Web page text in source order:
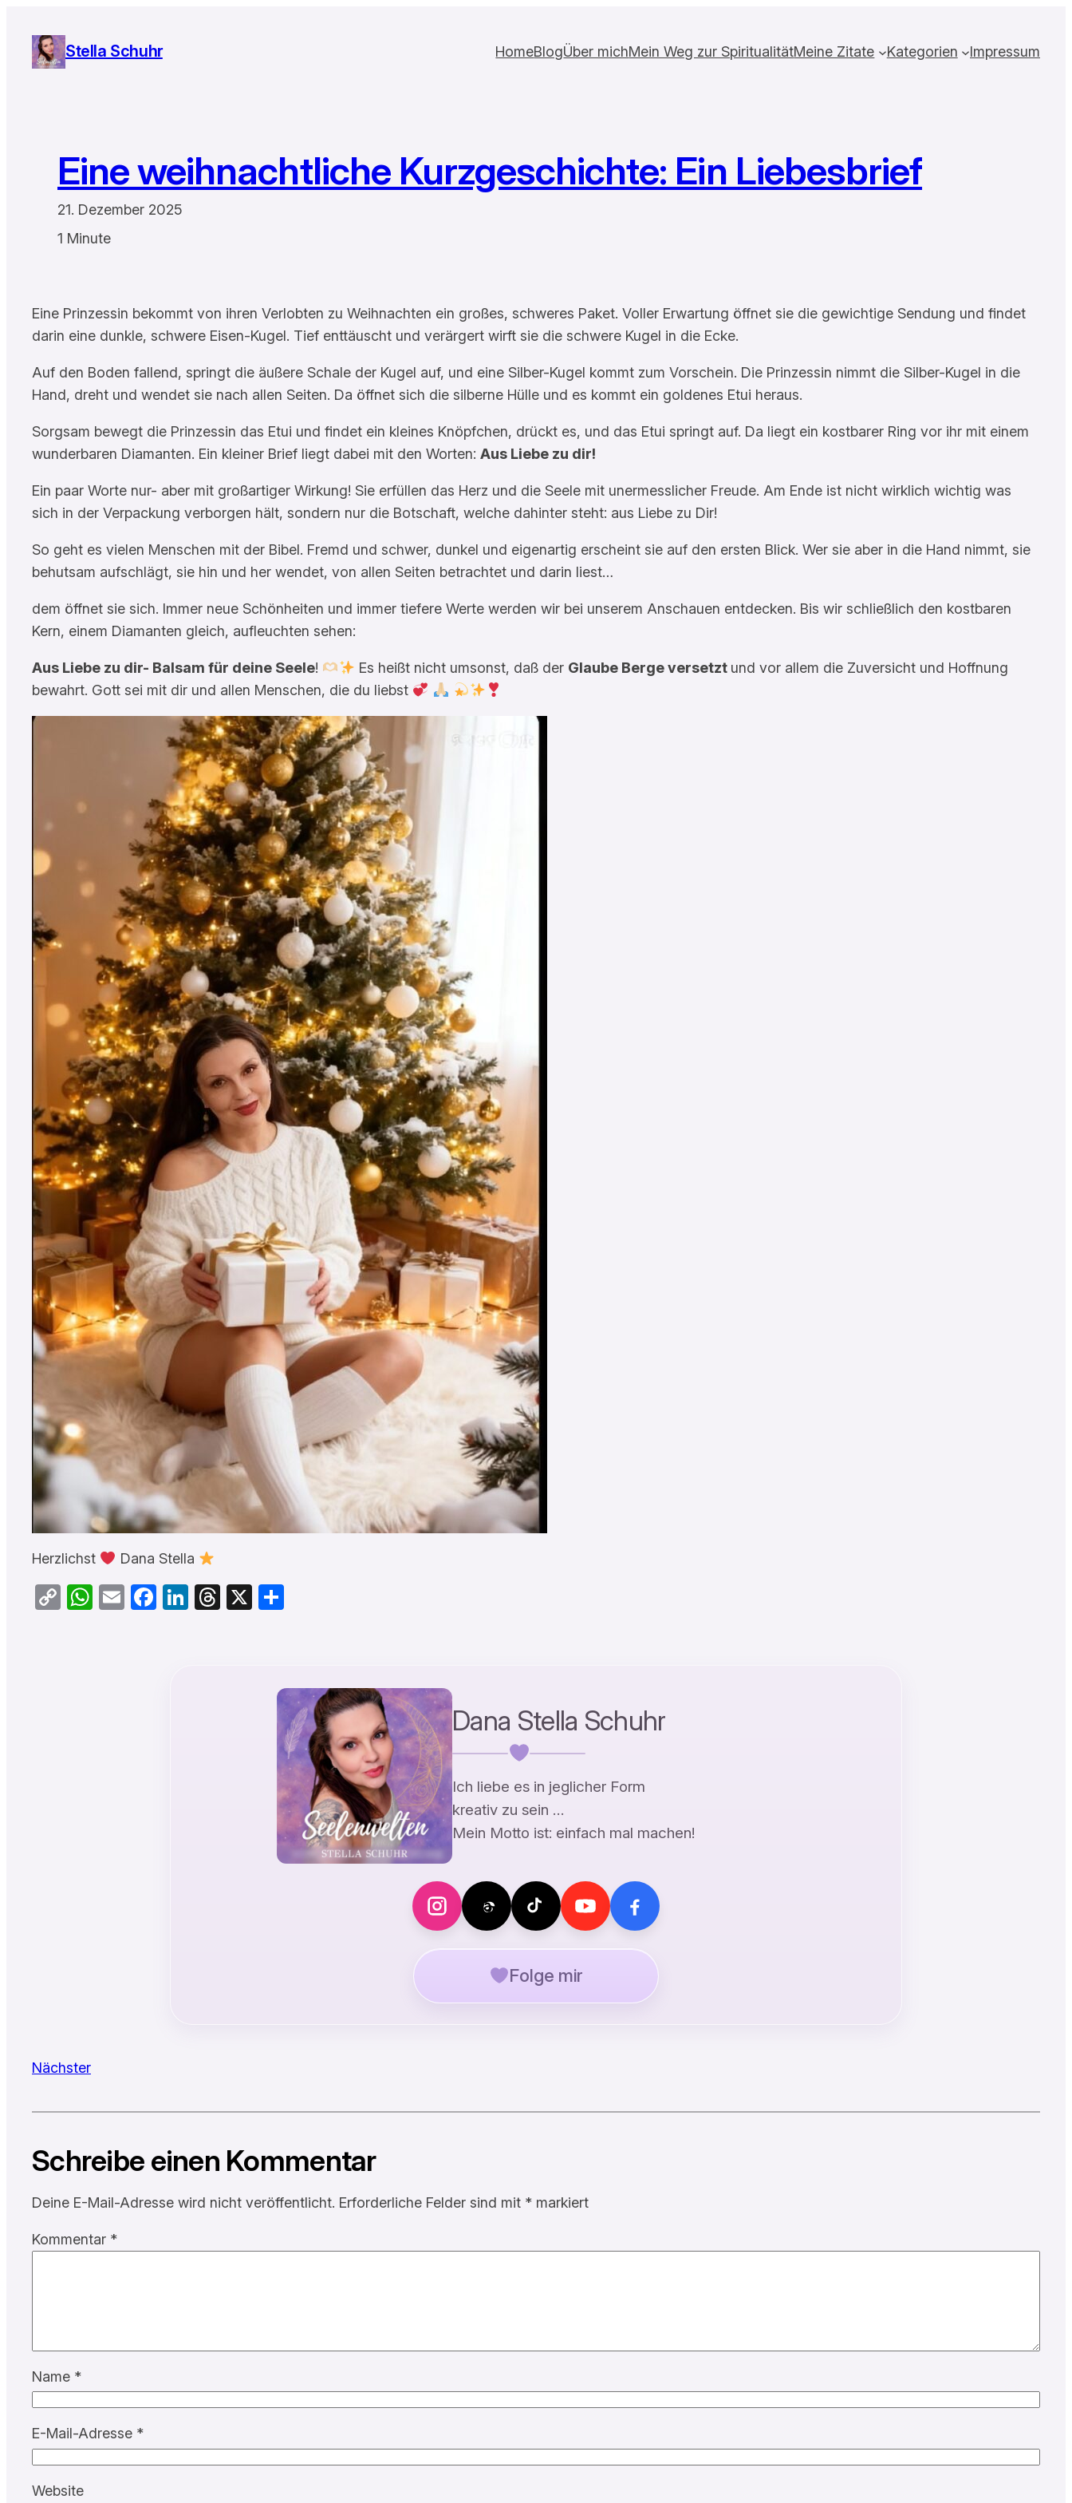
Inhalt
springen
Stella Schuhr HomeBlogÜber michMein Weg zur SpiritualitätMeine Zitate Kategorien Impressum
Eine weihnachtliche Kurzgeschichte: Ein Liebesbrief
21. Dezember 2025
1 Minute
Eine Prinzessin bekommt von ihren Verlobten zu Weihnachten ein großes, schweres Paket. Voller Erwartung öffnet sie die gewichtige Sendung und findet
darin eine dunkle, schwere Eisen-Kugel. Tief enttäuscht und verärgert wirft sie die schwere Kugel in die Ecke.
Auf den Boden fallend, springt die äußere Schale der Kugel auf, und eine Silber-Kugel kommt zum Vorschein. Die Prinzessin nimmt die Silber-Kugel in die
Hand, dreht und wendet sie nach allen Seiten. Da öffnet sich die silberne Hülle und es kommt ein goldenes Etui heraus.
Sorgsam bewegt die Prinzessin das Etui und findet ein kleines Knöpfchen, drückt es, und das Etui springt auf. Da liegt ein kostbarer Ring vor ihr mit einem
wunderbaren Diamanten. Ein kleiner Brief liegt dabei mit den Worten: Aus Liebe zu dir!
Ein paar Worte nur- aber mit großartiger Wirkung! Sie erfüllen das Herz und die Seele mit unermesslicher Freude. Am Ende ist nicht wirklich wichtig was
sich in der Verpackung verborgen hält, sondern nur die Botschaft, welche dahinter steht: aus Liebe zu Dir!
So geht es vielen Menschen mit der Bibel. Fremd und schwer, dunkel und eigenartig erscheint sie auf den ersten Blick. Wer sie aber in die Hand nimmt, sie
behutsam aufschlägt, sie hin und her wendet, von allen Seiten betrachtet und darin liest…
dem öffnet sie sich. Immer neue Schönheiten und immer tiefere Werte werden wir bei unserem Anschauen entdecken. Bis wir schließlich den kostbaren
Kern, einem Diamanten gleich, aufleuchten sehen:
Aus Liebe zu dir- Balsam für deine Seele! Es heißt nicht umsonst, daß der Glaube Berge versetzt und vor allem die Zuversicht und Hoffnung
bewahrt. Gott sei mit dir und allen Menschen, die du liebst
Herzlichst Dana Stella
CopyWhatsApp
EmailFacebook
LinkedIn
Threads
X
Dana Stella Schuhr
Ich liebe es in jeglicher Form
kreativ zu sein …
Mein Motto ist: einfach mal machen!
Folge mir
Nächster
Schreibe einen Kommentar
Deine E-Mail-Adresse wird nicht veröffentlicht. Erforderliche Felder sind mit * markiert
Kommentar *
Name *
E-Mail-Adresse *
Website